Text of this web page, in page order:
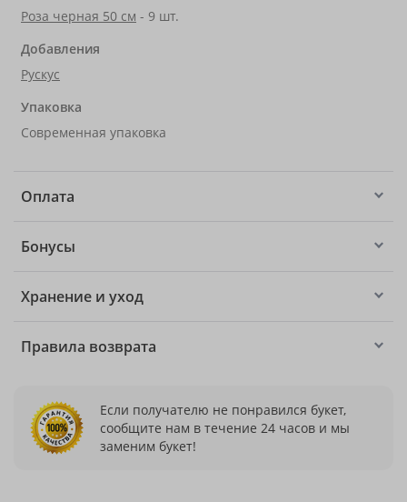
Роза черная 50 см - 9 шт.
Добавления
Рускус
Упаковка
Современная упаковка
Оплата
Бонусы
Хранение и уход
Правила возврата
Если получателю не понравился букет,
сообщите нам в течение 24 часов и мы
заменим букет!